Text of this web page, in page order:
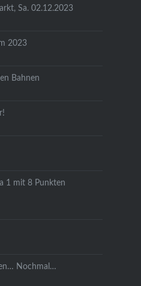
Sa. 02.12.2023
2023
Bahnen
1 mit 8 Punkten
Nochmal…